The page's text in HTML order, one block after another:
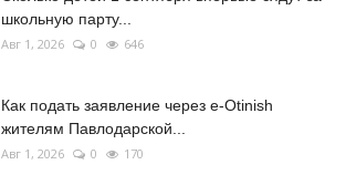
школьную парту...
Авг 1, 2026 0 646
Как подать заявление через e-Otinish
жителям Павлодарской...
Авг 1, 2026 0 170